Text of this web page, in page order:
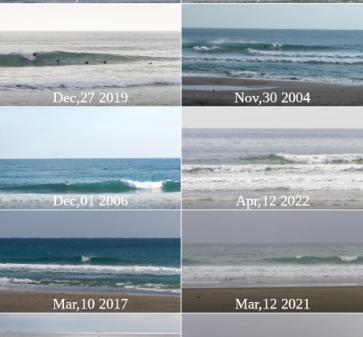
Dec,27 2019 Nov,30 2004
Dec,01 2006 Apr,12 2022
Mar,10 2017 Mar,12 2021